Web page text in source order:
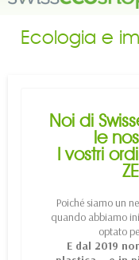
Ecologia e
Noi di
le
I vostri
Poiché siamo un
quando abbiamo
optato
E dal 2019